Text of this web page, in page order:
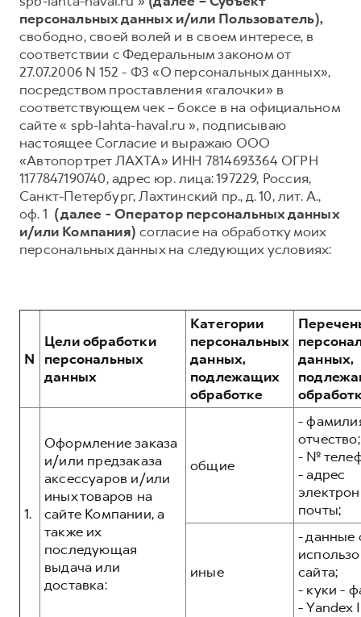
DARGO DARGO X
от 3 499 000 ₽
F7
от 2 899 000 ₽
F7X
от 3 599 000 ₽
от 3 449 000 ₽
Тест-драйв
Трейд-ин
КРЕДИТ И СТРАХОВАНИЕ
Кредитный калькулятор
Страхование
Кредит
КОРПОРАТИВНЫМ КЛИЕНТАМ
Для малого бизнеса
Крупным корпоративным клиентам
Система управления автопарком
Сервис для корпоративных клиентов
АКСЕССУАРЫ HAVAL
Автомобильные аксессуары
Коллекция CITY
Коллекция Базовая
Коллекция Детская
СЕРВИСНОЕ ОБСЛУЖИВАНИЕ
Нулевое ТО
Программа «Помощь на дороге»
Регламенты технического обслуживания
Электронный ПТС
ПОДДЕРЖКА
GWM Безопасность
Гарантия HAVAL
Мобильное приложение GWM
Руководства по эксплуатации
Подписки
АКСЕССУАРЫ HAVAL
Коллекция CITY
Коллекция Базовая
Коллекция Детская
О дилере
Наша команда
Контакты
персональных данных и/или Пользователь),
свободно, своей волей и в своем интересе, в
соответствии с Федеральным законом от
27.07.2006 N 152 - ФЗ «О персональных данных»,
посредством проставления «галочки» в
соответствующем чек – боксе в на официальном
сайте « spb-lahta-haval.ru », подписываю
настоящее Согласие и выражаю ООО
«Автопортрет ЛАХТА» ИНН 7814693364 ОГРН
1177847190740, адрес юр. лица: 197229, Россия,
Санкт-Петербург, Лахтинский пр., д. 10, лит. А.,
оф. 1 (далее - Оператор персональных данных
и/или Компания) согласие на обработку моих
персональных данных на следующих условиях:
N
Цели обработки
персональных
данных
Категории
персональных
данных,
подлежащих
обработке
данных,
1.
Оформление заказа
и/или предзаказа
аксессуаров и/или
иных товаров на
сайте Компании, а
также их
последующая
выдача или
доставка:
общие
-
отчество;
- №
- адрес
почты;
иные
- данные
сайта;
- куки -
- Yandex